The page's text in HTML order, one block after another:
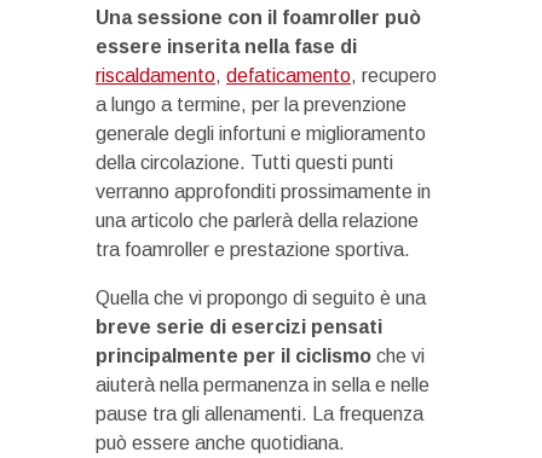
Una sessione con il foamroller può
essere inserita nella fase di
riscaldamento, defaticamento, recupero
a lungo a termine, per la prevenzione
generale degli infortuni e miglioramento
della circolazione. Tutti questi punti
verranno approfonditi prossimamente in
una articolo che parlerà della relazione
tra foamroller e prestazione sportiva.
Quella che vi propongo di seguito è una
breve serie di esercizi pensati
principalmente per il ciclismo che vi
aiuterà nella permanenza in sella e nelle
pause tra gli allenamenti. La frequenza
può essere anche quotidiana.